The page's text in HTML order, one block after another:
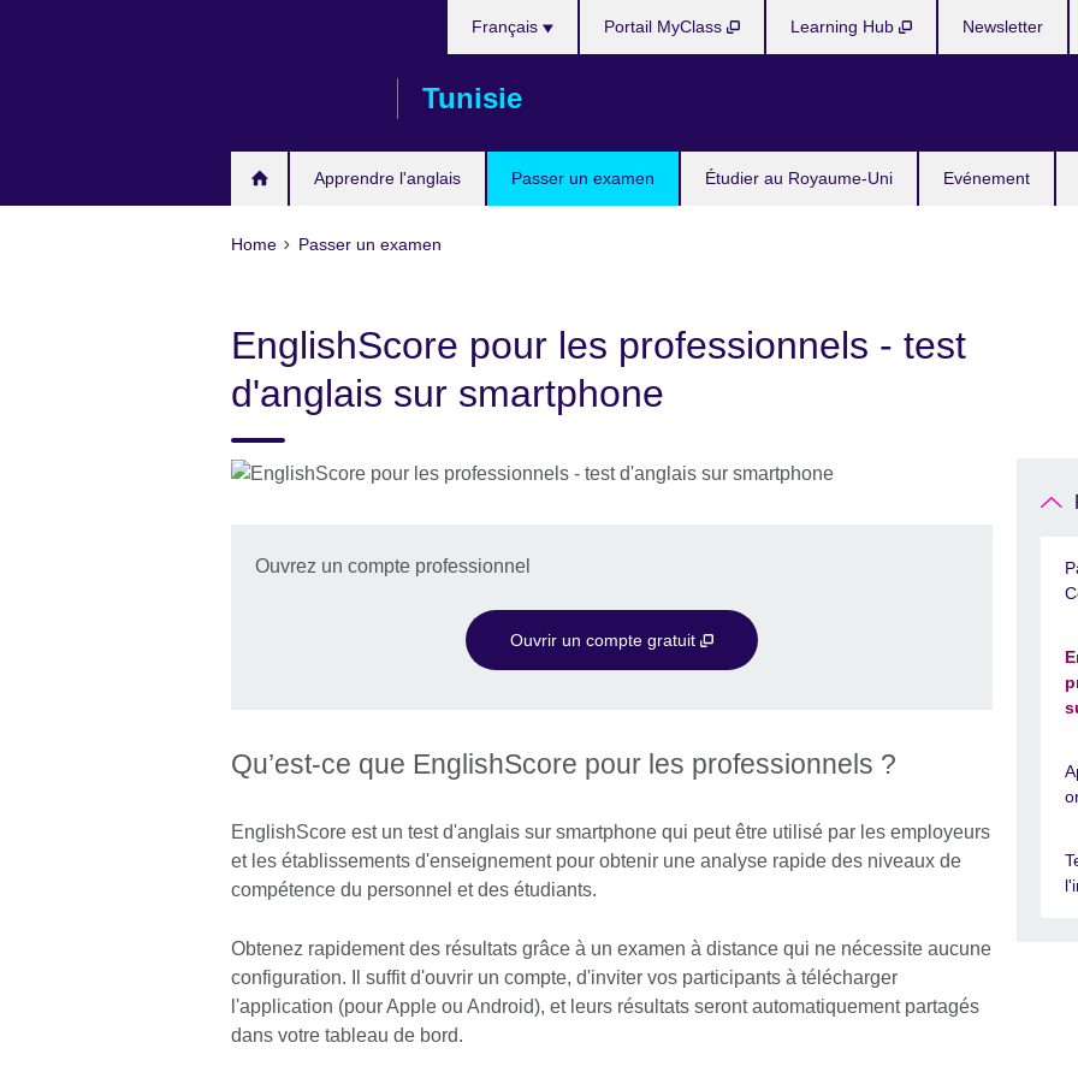
Tunisie
Apprendre l'anglais Passer un examen Étudier au Royaume-Uni Evénement
Français Portail MyClass Learning Hub Newsletter
Home Passer un examen
EnglishScore pour les professionnels - test
d'anglais sur smartphone
Ouvrez un compte professionnel
Ouvrir un compte gratuit
Qu’est-ce que EnglishScore pour les professionnels ?
EnglishScore est un test d'anglais sur smartphone qui peut être utilisé par les employeurs
et les établissements d'enseignement pour obtenir une analyse rapide des niveaux de
compétence du personnel et des étudiants.
Obtenez rapidement des résultats grâce à un examen à distance qui ne nécessite aucune
configuration. Il suffit d'ouvrir un compte, d'inviter vos participants à télécharger
l'application (pour Apple ou Android), et leurs résultats seront automatiquement partagés
dans votre tableau de bord.